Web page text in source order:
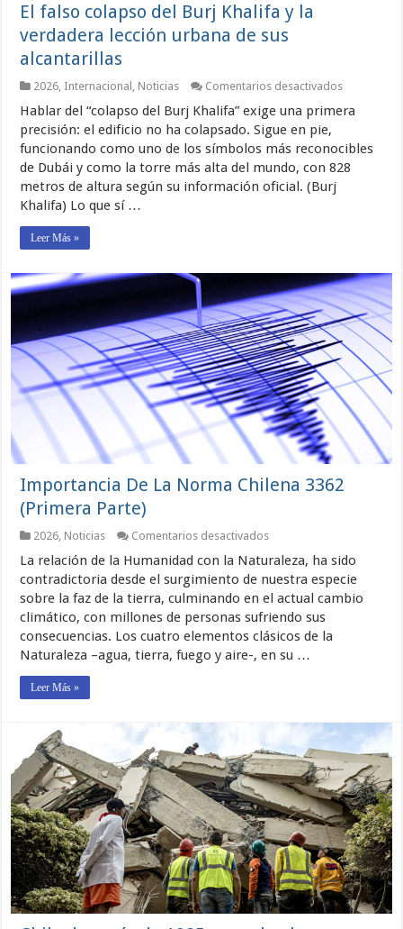
El falso colapso del Burj Khalifa y la
verdadera lección urbana de sus
alcantarillas
2026, Internacional , Noticias Comentarios desactivadosen
falso
Burj
Khalifa
alcantarillas
Hablar del “colapso del Burj Khalifa” exige una primera
precisión: el edificio no ha colapsado. Sigue en pie,
funcionando como uno de los símbolos más reconocibles
de Dubái y como la torre más alta del mundo, con 828
metros de altura según su información oficial. (Burj
Khalifa) Lo que sí …
Leer Más »
Importancia De La Norma Chilena 3362
(Primera Parte)
2026, Noticias Comentarios desactivadosen
De
La
Chilena
3362
(Primera
Parte)
La relación de la Humanidad con la Naturaleza, ha sido
contradictoria desde el surgimiento de nuestra especie
sobre la faz de la tierra, culminando en el actual cambio
climático, con millones de personas sufriendo sus
consecuencias. Los cuatro elementos clásicos de la
Naturaleza –agua, tierra, fuego y aire-, en su …
Leer Más »